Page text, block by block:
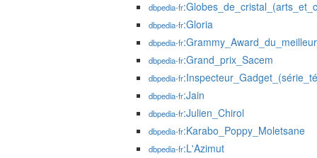
dbpedia-fr
dbpedia-fr:Gloria
dbpedia-fr
dbpedia-fr:Grand_prix_Sacem
dbpedia-fr
dbpedia-fr:Jain
dbpedia-fr:Julien_Chirol
dbpedia-fr:Karabo_Poppy_Moletsane
dbpedia-fr:L'Azimut